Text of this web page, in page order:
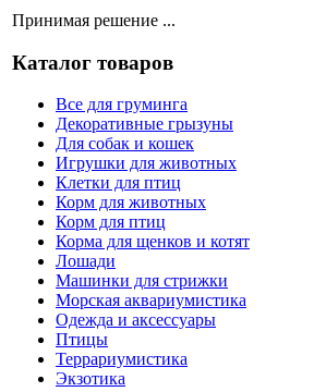
Принимая решение ...
Каталог товаров
Все для груминга
Декоративные грызуны
Для собак и кошек
Игрушки для животных
Клетки для птиц
Корм для животных
Корм для птиц
Корма для щенков и котят
Лошади
Машинки для стрижки
Морская аквариумистика
Одежда и аксессуары
Птицы
Террариумистика
Экзотика